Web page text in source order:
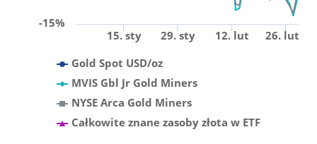
Gold Spot USD/oz
MVIS Gbl Jr Gold Miners
NYSE Arca Gold Miners
Całkowite znane zasoby złota w ETF
15. sty 29. sty 12. lut 26. lut
-15%